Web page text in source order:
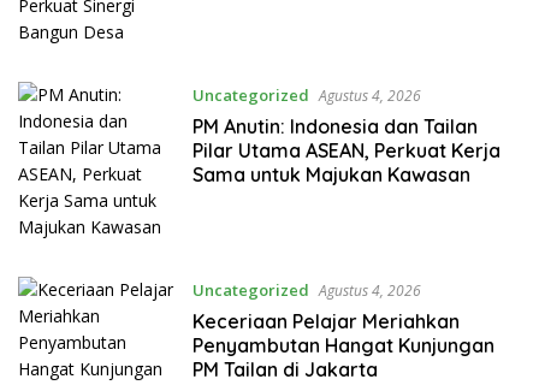
Uncategorized Agustus 4, 2026
PM Anutin: Indonesia dan Tailan
Pilar Utama ASEAN, Perkuat Kerja
Sama untuk Majukan Kawasan
Uncategorized Agustus 4, 2026
Keceriaan Pelajar Meriahkan
Penyambutan Hangat Kunjungan
PM Tailan di Jakarta